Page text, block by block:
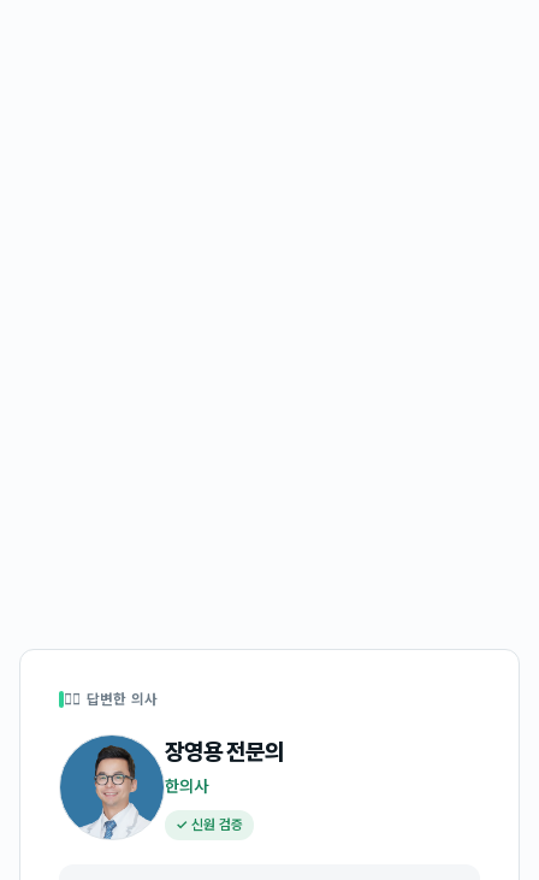
👩‍⚕️ 답변한 의사
장영용전문의
한의사
✓ 신원 검증